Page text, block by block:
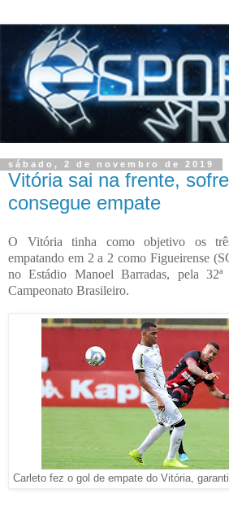
sábado, 2 de novembro de 2019
Vitória sai na frente,
consegue empate
O Vitória tinha como objetivo os
empatando em 2 a 2 como Figueirense
no Estádio Manoel Barradas, pela
Campeonato Brasileiro.
Carleto fez o gol de empate do Vitória,